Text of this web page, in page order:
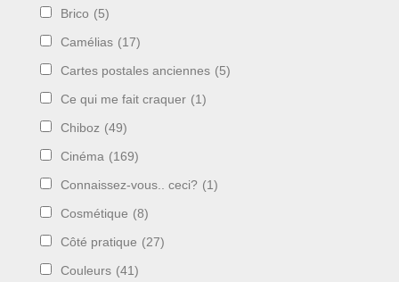
Brico (5)
Camélias (17)
Cartes postales anciennes (5)
Ce qui me fait craquer (1)
Chiboz (49)
Cinéma (169)
Connaissez-vous.. ceci? (1)
Cosmétique (8)
Côté pratique (27)
Couleurs (41)